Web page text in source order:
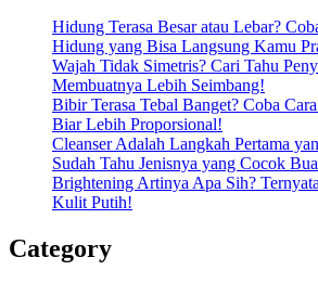
Hidung Terasa Besar atau Lebar?
Hidung yang Bisa Langsung Kamu
Wajah Tidak Simetris? Cari Tahu
Membuatnya Lebih Seimbang!
Bibir Terasa Tebal Banget? Coba
Biar Lebih Proporsional!
Cleanser Adalah Langkah Pertama
Sudah Tahu Jenisnya yang Cocok
Brightening Artinya Apa Sih?
Kulit Putih!
Category